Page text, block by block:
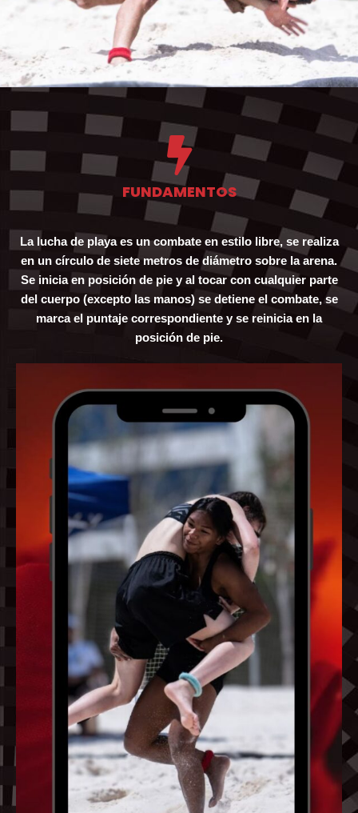
FUNDAMENTOS
La lucha de playa es un combate en estilo libre, se realiza
en un círculo de siete metros de diámetro sobre la arena.
Se inicia en posición de pie y al tocar con cualquier parte
del cuerpo (excepto las manos) se detiene el combate, se
marca el puntaje correspondiente y se reinicia en la
posición de pie.